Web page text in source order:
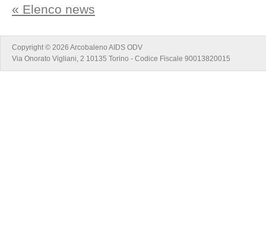
« Elenco news
Copyright © 2026 Arcobaleno AIDS ODV
Via Onorato Vigliani, 2 10135 Torino - Codice Fiscale 90013820015